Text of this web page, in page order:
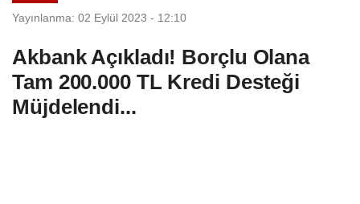
Yayınlanma: 02 Eylül 2023 - 12:10
Akbank Açıkladı! Borçlu Olana
Tam 200.000 TL Kredi Desteği
Müjdelendi...